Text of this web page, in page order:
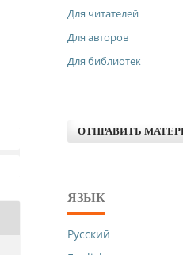
Для читателей
Для авторов
Для библиотек
ОТПРАВИТЬ
ЯЗЫК
Русский